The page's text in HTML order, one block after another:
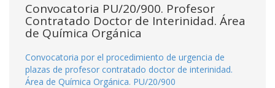
Convocatoria PU/20/900. Profesor
Contratado Doctor de Interinidad. Área
de Química Orgánica
Convocatoria por el procedimiento de urgencia de
plazas de profesor contratado doctor de interinidad.
Área de Química Orgánica. PU/20/900